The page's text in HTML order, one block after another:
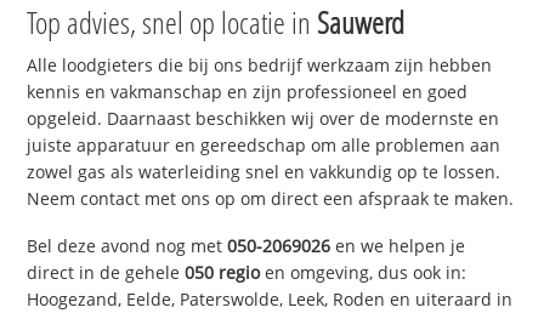
Top advies, snel op locatie in Sauwerd
Alle loodgieters die bij ons bedrijf werkzaam zijn hebben
kennis en vakmanschap en zijn professioneel en goed
opgeleid. Daarnaast beschikken wij over de modernste en
juiste apparatuur en gereedschap om alle problemen aan
zowel gas als waterleiding snel en vakkundig op te lossen.
Neem contact met ons op om direct een afspraak te maken.
Bel deze avond nog met050-2069026 en we helpen je
direct in de gehele050 regioen omgeving, dus ook in:
Hoogezand, Eelde, Paterswolde, Leek, Roden en uiteraard in